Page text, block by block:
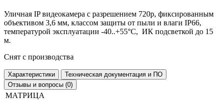
Уличная IP видеокамера с разрешением 720p, фиксированным
объективом 3,6 мм, классом защиты от пыли и влаги IP66,
температурой эксплуатации -40..+55°C, ИК подсветкой до 15
м.
Снят с производства
Характеристики
Техническая документация и ПО
Отзывы и вопросы (0)
МАТРИЦА